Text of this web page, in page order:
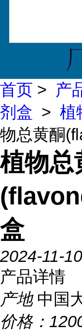
首页 > 产
剂盒 > 植
物总黄酮
植物总
盒
2024-11-10
产品详情
产地 中国
价格：